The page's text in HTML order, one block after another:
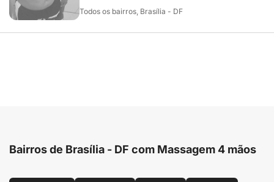
Todos os bairros, Brasília - DF
Bairros de Brasília - DF com Massagem 4 mãos